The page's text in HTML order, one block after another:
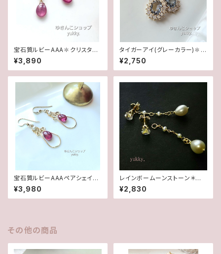
宝石質ルビーAAA✽クリスタル1
4kgfデザインピアス/イヤリング
¥3,890
タイガーアイ(グレーカラー)✽フ
レームガラス14kgfピアス/イヤ
リング
¥2,750
宝石質ルビーAAAペアシェイプ
✽淡水パール14kgfデザインピ
アス/イヤリング
¥3,980
レインボームーンストーン＊淡
水2wayポストピアス14kgf
¥2,830
その他の商品